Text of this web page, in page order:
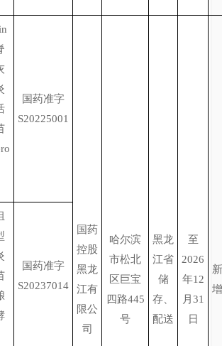
国药准字
S20225001
国药
控股
黑龙
江有
限公
司
哈尔滨
市松北
区巨宝
四路445
号
黑龙
江省
储
存、
配送
至
2026
年12
月31
日
新
增
国药准字
S20237014